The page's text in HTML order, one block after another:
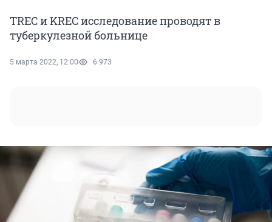
TREC и KREC исследование проводят в
туберкулезной больнице
5 марта 2022, 12:00 6 973